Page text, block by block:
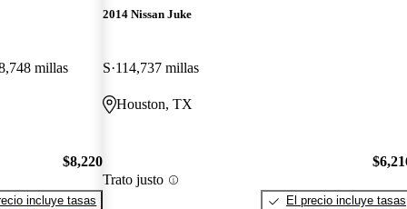
millas
$8,220
incluye tasas
2014 Nissan Juke
S 114,737 millas
Houston, TX
Trato justo
El precio incluye tasas